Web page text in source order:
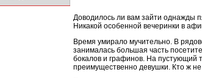
Доводилось ли вам зайти однажды
Никакой особенной вечеринки в
Время умирало мучительно. В
занималась большая часть
бокалов и графинов. На пустующий
преимущественно девушки. Кто ж